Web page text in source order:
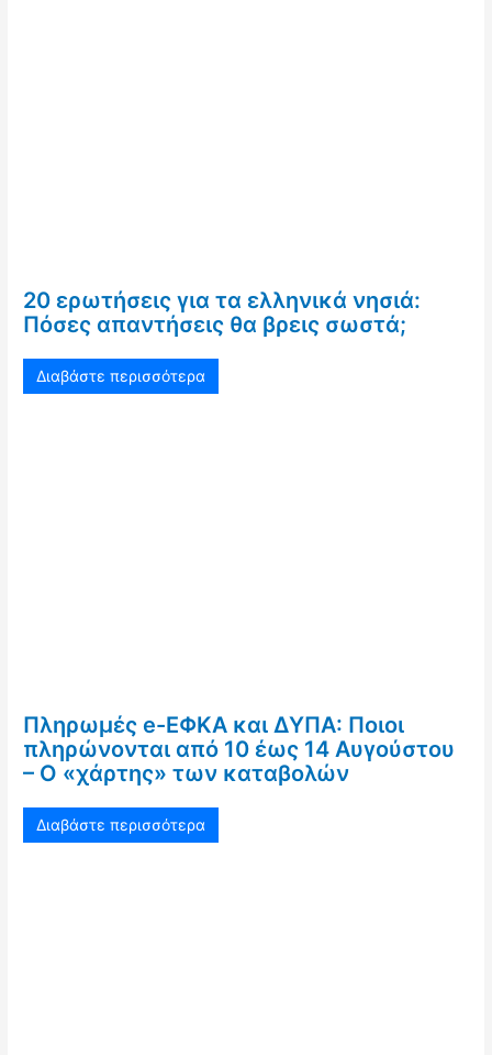
20 ερωτήσεις για τα ελληνικά νησιά:
Πόσες απαντήσεις θα βρεις σωστά;
Διαβάστε περισσότερα
Πληρωμές e-ΕΦΚΑ και ΔΥΠΑ: Ποιοι
πληρώνονται από 10 έως 14 Αυγούστου
– Ο «χάρτης» των καταβολών
Διαβάστε περισσότερα